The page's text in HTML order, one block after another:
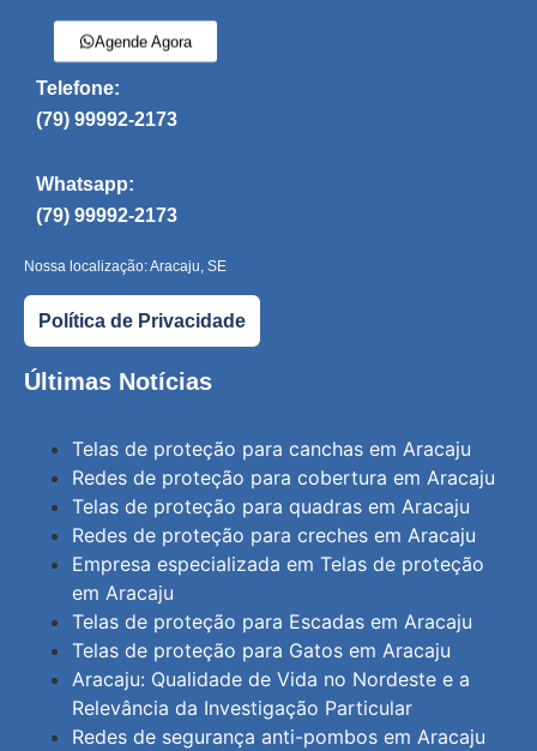
Agende Agora
Telefone:
(79) 99992-2173
Whatsapp:
(79) 99992-2173
Nossa localização: Aracaju, SE
Política de Privacidade
Últimas Notícias
Telas de proteção para canchas em Aracaju
Redes de proteção para cobertura em Aracaju
Telas de proteção para quadras em Aracaju
Redes de proteção para creches em Aracaju
Empresa especializada em Telas de proteção
em Aracaju
Telas de proteção para Escadas em Aracaju
Telas de proteção para Gatos em Aracaju
Aracaju: Qualidade de Vida no Nordeste e a
Relevância da Investigação Particular
Redes de segurança anti-pombos em Aracaju